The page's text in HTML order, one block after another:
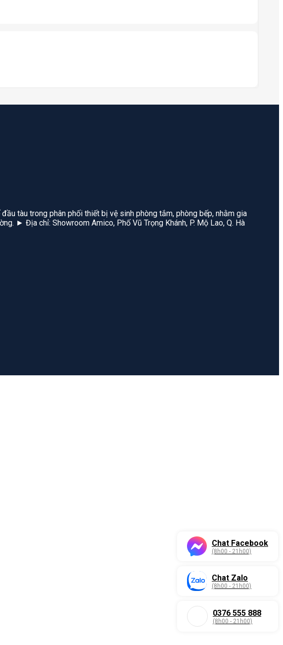
tàu trong phân phối thiết bị vệ sinh phòng tắm, phòng bếp, nhằm gia
► Địa chỉ: Showroom Amico, Phố Vũ Trọng Khánh, P. Mộ Lao, Q. Hà
Chat Facebook
(8h00 - 21h00)
Chat Zalo
(8h00 - 21h00)
0376 555 888
(8h00 - 21h00)